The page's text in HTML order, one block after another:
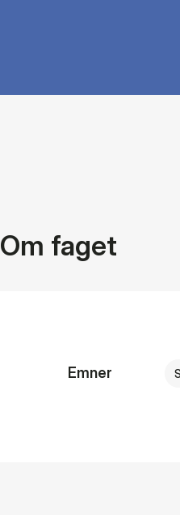
Om faget
Emner